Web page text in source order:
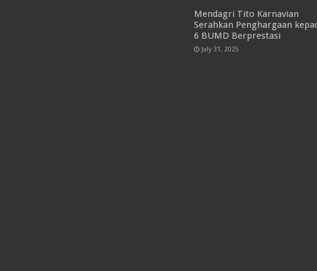
Mendagri Tito Karnavian
Serahkan Penghargaan
6 BUMD Berprestasi
July 31, 2025